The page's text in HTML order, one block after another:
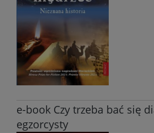
e-book Czy trzeba bać się
egzorcysty